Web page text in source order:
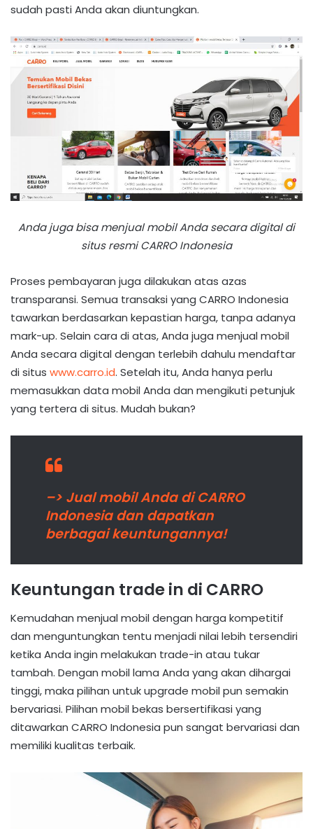
sudah pasti Anda akan diuntungkan.
Anda juga bisa menjual mobil Anda secara digital di
situs resmi CARRO Indonesia
Proses pembayaran juga dilakukan atas azas
transparansi. Semua transaksi yang CARRO Indonesia
tawarkan berdasarkan kepastian harga, tanpa adanya
mark-up. Selain cara di atas, Anda juga menjual mobil
Anda secara digital dengan terlebih dahulu mendaftar
di situs www.carro.id. Setelah itu, Anda hanya perlu
memasukkan data mobil Anda dan mengikuti petunjuk
yang tertera di situs. Mudah bukan?
–> Jual mobil Anda di CARRO
Indonesia dan dapatkan
berbagai keuntungannya!
Keuntungan trade in di CARRO
Kemudahan menjual mobil dengan harga kompetitif
dan menguntungkan tentu menjadi nilai lebih tersendiri
ketika Anda ingin melakukan trade-in atau tukar
tambah. Dengan mobil lama Anda yang akan dihargai
tinggi, maka pilihan untuk upgrade mobil pun semakin
bervariasi. Pilihan mobil bekas bersertifikasi yang
ditawarkan CARRO Indonesia pun sangat bervariasi dan
memiliki kualitas terbaik.